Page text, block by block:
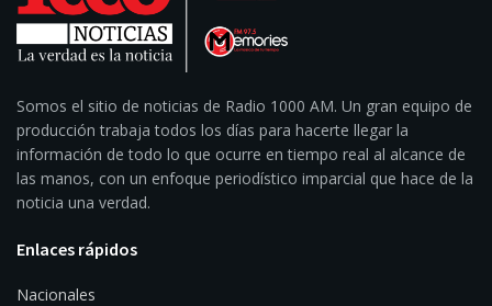
Somos el sitio de noticias de Radio 1000 AM. Un gran equipo de
producción trabaja todos los días para hacerte llegar la
información de todo lo que ocurre en tiempo real al alcance de
las manos, con un enfoque periodístico imparcial que hace de la
noticia una verdad.
Enlaces rápidos
Nacionales